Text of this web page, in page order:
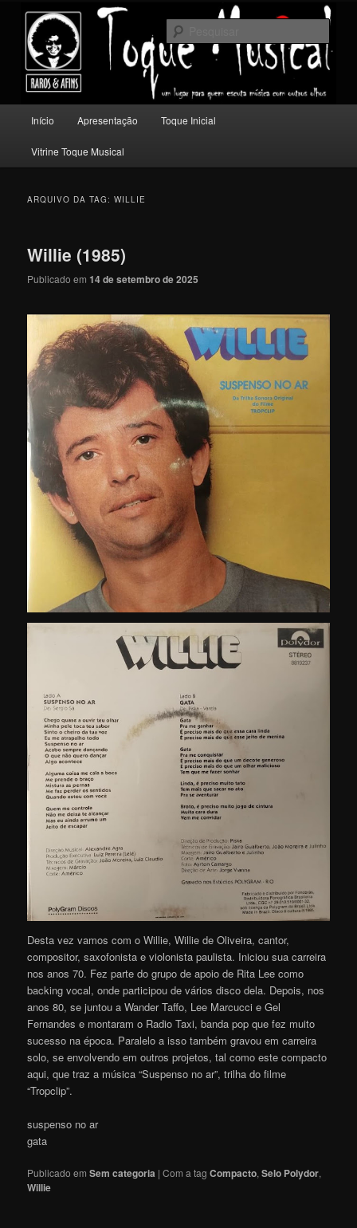
conteúdo
principal
conteúdo
secundário
Toque Musical
Um lugar para quem escuta música com outros olhos.
principal
Início Apresentação Toque Inicial
Vitrine Toque Musical
ARQUIVO DA TAG:WILLIE
Willie (1985)
Publicado em14 de setembro de 2025
Desta vez vamos com o Willie, Willie de Oliveira, cantor,
compositor, saxofonista e violonista paulista. Iniciou sua carreira
nos anos 70. Fez parte do grupo de apoio de Rita Lee como
backing vocal, onde participou de vários disco dela. Depois, nos
anos 80, se juntou a Wander Taffo, Lee Marcucci e Gel
Fernandes e montaram o Radio Taxi, banda pop que fez muito
sucesso na época. Paralelo a isso também gravou em carreira
solo, se envolvendo em outros projetos, tal como este compacto
aqui, que traz a música “Suspenso no ar”, trilha do filme
“Tropclip”.
suspenso no ar
gata
Publicado em Sem categoria |Com a tagCompacto,Selo Polydor,
Willie